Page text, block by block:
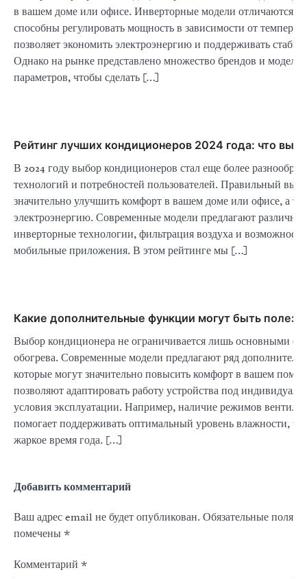
в вашем доме или офисе. Инверторные модели отличаются
способны регулировать мощность в зависимости от
позволяет экономить электроэнергию и поддерживать
Однако на рынке представлено множество брендов и
параметров, чтобы сделать […]
Рейтинг лучших кондиционеров 2024 года: что
В 2024 году выбор кондиционеров стал еще более
технологий и потребностей пользователей. Правильный
значительно улучшить комфорт в вашем доме или офисе, а
электроэнергию. Современные модели предлагают
инверторные технологии, фильтрация воздуха и
мобильные приложения. В этом рейтинге мы […]
Какие дополнительные функции могут быть
Выбор кондиционера не ограничивается лишь основными
обогрева. Современные модели предлагают ряд
которые могут значительно повысить комфорт в вашем
позволяют адаптировать работу устройства под
условия эксплуатации. Например, наличие режимов
помогает поддерживать оптимальный уровень влажности,
жаркое время года. […]
Добавить комментарий
Ваш адрес email не будет опубликован. Обязательные поля
помечены *
Комментарий *